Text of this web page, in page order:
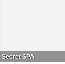
Secret SPA